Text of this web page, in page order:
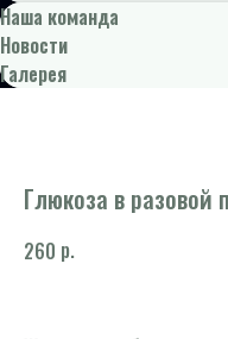
Наша команда
Новости
Галерея
Глюкоза в разовой
260 р.